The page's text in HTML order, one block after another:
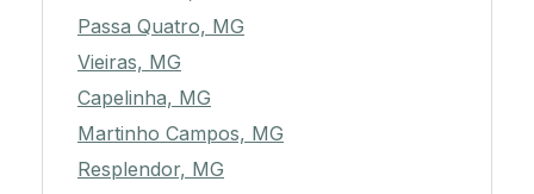
Passa Quatro, MG
Vieiras, MG
Capelinha, MG
Martinho Campos, MG
Resplendor, MG